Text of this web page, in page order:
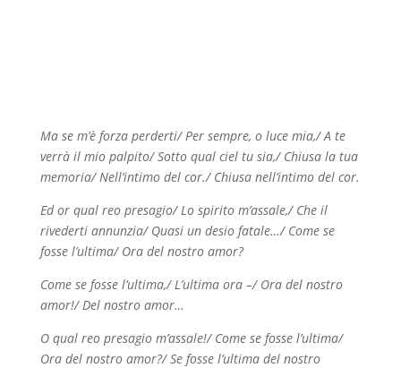
Ma se m’è forza perderti/ Per sempre, o luce mia,/ A te
verrà il mio palpito/ Sotto qual ciel tu sia,/ Chiusa la tua
memoria/ Nell’intimo del cor./ Chiusa nell’intimo del cor.
Ed or qual reo presagio/ Lo spirito m’assale,/ Che il
rivederti annunzia/ Quasi un desio fatale…/ Come se
fosse l’ultima/ Ora del nostro amor?
Come se fosse l’ultima,/ L’ultima ora –/ Ora del nostro
amor!/ Del nostro amor…
O qual reo presagio m’assale!/ Come se fosse l’ultima/
Ora del nostro amor?/ Se fosse l’ultima del nostro